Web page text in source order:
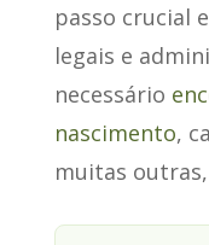
passo crucial
legais e
necessário
nascimento,
muitas outras,